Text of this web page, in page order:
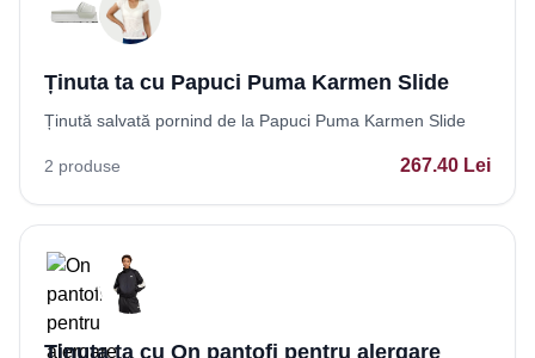
Ținuta ta cu Papuci Puma Karmen Slide
Ținută salvată pornind de la Papuci Puma Karmen Slide
2 produse 267.40 Lei
Ținuta ta cu On pantofi pentru alergare